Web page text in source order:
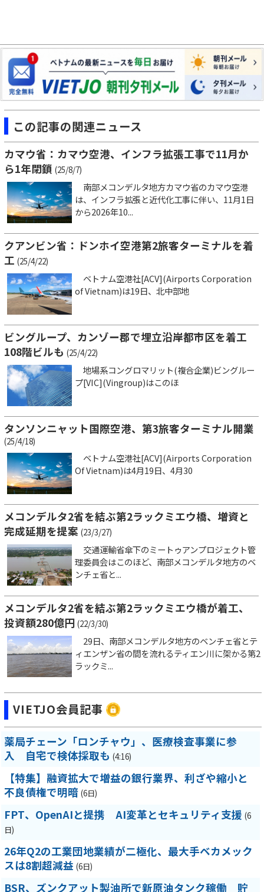
この記事の関連ニュース
カマウ省：カマウ空港、インフラ拡張工事で11月か
ら1年閉鎖 (25/8/7)
南部メコンデルタ地方カマウ省のカマウ空港
は、インフラ拡張と近代化工事に伴い、11月1日
から2026年10...
クアンビン省：ドンホイ空港第2旅客ターミナルを着
工 (25/4/22)
ベトナム空港社[ACV](Airports Corporation
of Vietnam)は19日、北中部地
ビングループ、カンゾー郡で埋立沿岸都市区を着工
108階ビルも (25/4/22)
地場系コングロマリット(複合企業)ビングルー
プ[VIC](Vingroup)はこのほ
タンソンニャット国際空港、第3旅客ターミナル開業
(25/4/18)
ベトナム空港社[ACV](Airports Corporation
Of Vietnam)は4月19日、4月30
メコンデルタ2省を結ぶ第2ラックミエウ橋、増資と
完成延期を提案 (23/3/27)
交通運輸省傘下のミートゥアンプロジェクト管
理委員会はこのほど、南部メコンデルタ地方のベ
ンチェ省と...
メコンデルタ2省を結ぶ第2ラックミエウ橋が着工、
投資額280億円 (22/3/30)
29日、南部メコンデルタ地方のベンチェ省とテ
ィエンザン省の間を流れるティエン川に架かる第2
ラックミ...
VIETJO会員記事
薬局チェーン「ロンチャウ」、医療検査事業に参
入 自宅で検体採取も (4:16)
【特集】融資拡大で増益の銀行業界、利ざや縮小と
不良債権で明暗 (6日)
FPT、OpenAIと提携 AI変革とセキュリティ支援 (6
日)
26年Q2の工業団地業績が二極化、最大手ベカメック
スは8割超減益 (6日)
BSR、ズンクアット製油所で新原油タンク稼働 貯